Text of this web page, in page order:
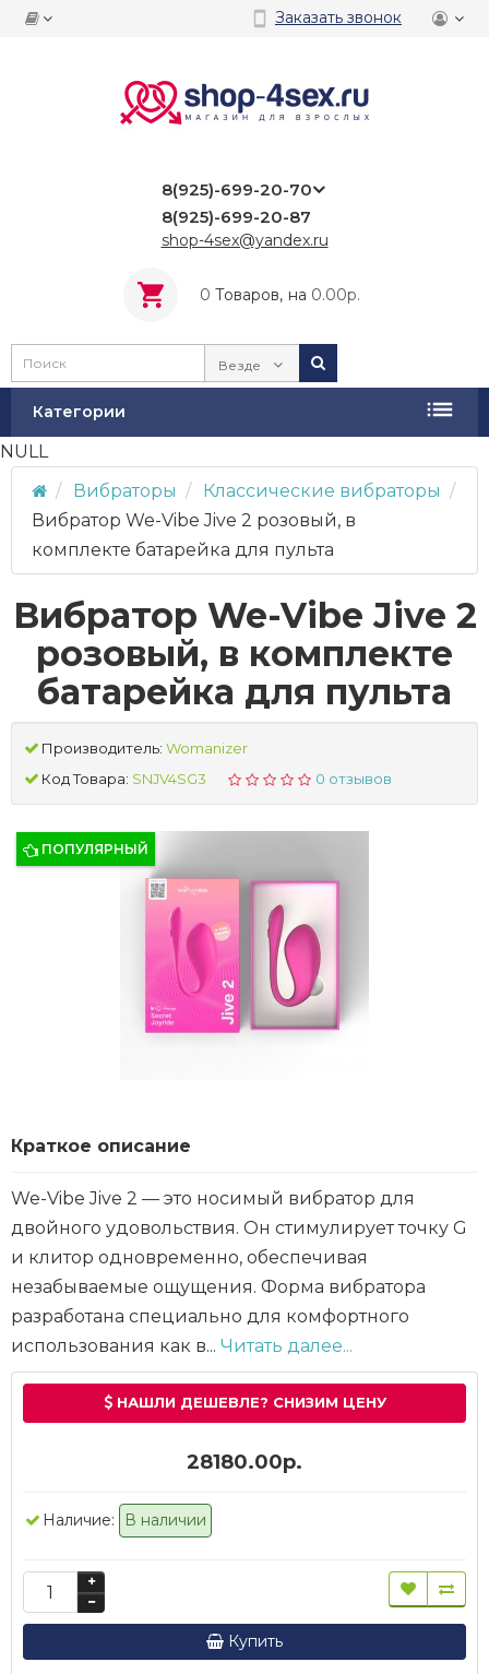
Заказать звонок
8(925)-699-20-70
8(925)-699-20-87
shop-4sex@yandex.ru
0 Tоваров, на 0.00р.
Везде
Категории
NULL
Вибраторы
Классические вибраторы
Вибратор We-Vibe Jive 2 розовый, в
комплекте батарейка для пульта
Вибратор We-Vibe Jive 2
розовый, в комплекте
батарейка для пульта
Производитель: Womanizer
Код Товара: SNJV4SG3 0 отзывов
ПОПУЛЯРНЫЙ
Краткое описание
We-Vibe Jive 2 — это носимый вибратор для
двойного удовольствия. Он стимулирует точку G
и клитор одновременно, обеспечивая
незабываемые ощущения. Форма вибратора
разработана специально для комфортного
использования как в... Читать далее...
НАШЛИ ДЕШЕВЛЕ? СНИЗИМ ЦЕНУ
28180.00р.
Наличие: В наличии
Купить